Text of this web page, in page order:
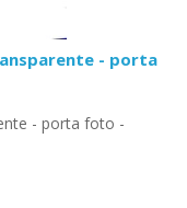
- porta
- porta foto -